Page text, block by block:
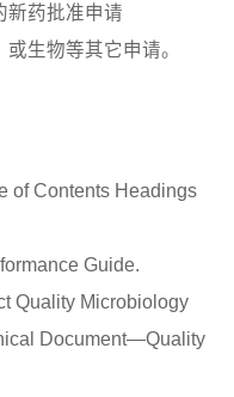
新药批准申请
生物等其它申请。
of Contents Headings
Guide.
Quality Microbiology
Document—Quality